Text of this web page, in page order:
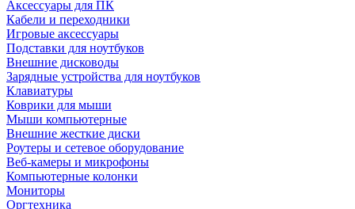
Аксессуары для ПК
Кабели и переходники
Игровые аксессуары
Подставки для ноутбуков
Внешние дисководы
Зарядные устройства для ноутбуков
Клавиатуры
Коврики для мыши
Мыши компьютерные
Внешние жесткие диски
Роутеры и сетевое оборудование
Веб-камеры и микрофоны
Компьютерные колонки
Мониторы
Оргтехника